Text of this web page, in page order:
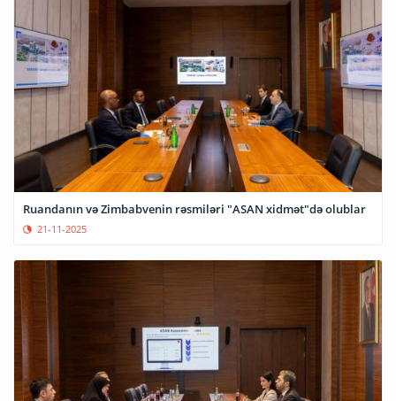
Ruandanın və Zimbabvenin rəsmiləri "ASAN xidmət"də olublar
21-11-2025